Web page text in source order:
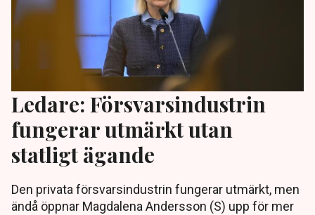
Ledare: Försvarsindustrin
fungerar utmärkt utan
statligt ägande
Den privata försvarsindustrin fungerar utmärkt, men
ändå öppnar Magdalena Andersson (S) upp för mer